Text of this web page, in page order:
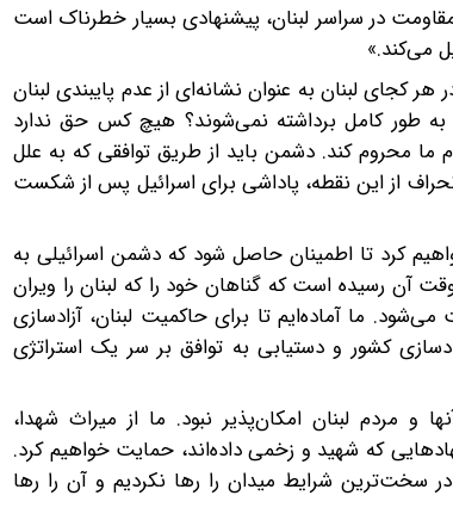
در سراسر لبنان، پیشنهادی بسیار خطرناک است
می‌کند.»
کجای لبنان به عنوان نشانه‌ای از عدم پایبندی لبنان
طور کامل برداشته نمی‌شوند؟ هیچ کس حق ندارد
ما محروم کند. دشمن باید از طریق توافقی که به علل
که در ۲۷ نوامبر ۲۰۱۴ اتفاق افتاد. هرگونه انحراف از این نقطه، پاداشی برای اسرائیل پس از شکست
کرد تا اطمینان حاصل شود که دشمن اسرائیلی به
آن رسیده است که گناهان خود را که لبنان را ویران
ما آماده‌ایم تا برای حاکمیت لبنان، آزادسازی
کشور و دستیابی به توافق بر سر یک استراتژی
مردم لبنان امکان‌پذیر نبود. ما از میراث شهدا،
که شهید و زخمی داده‌اند، حمایت خواهیم کرد.
سخت‌ترین شرایط میدان را رها نکردیم و آن را رها